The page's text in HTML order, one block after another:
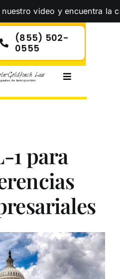
y encuentra la calma
(855) 502-
0555
Toggle
1 para